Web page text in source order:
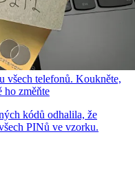
všech telefonů. Koukněte,
ho změňte
kódů odhalila, že
PINů ve vzorku.